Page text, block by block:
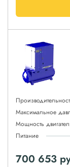
Максимальное
Мощность
Питание
700 653